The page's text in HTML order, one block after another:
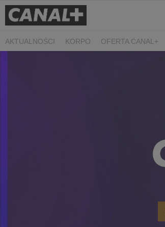
AKTUALNOŚCI KORPO OFERTA CANAL+
dostępne już od teraz